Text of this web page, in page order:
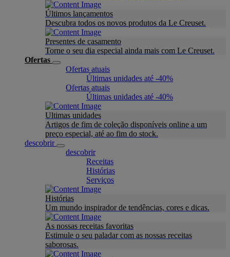
Últimos lançamentos
Descubra todos os novos produtos da Le Creuset.
Presentes de casamento
Torne o seu dia especial ainda mais com Le Creuset.
Ofertas
Ofertas atuais
Últimas unidades até -40%
Ofertas atuais
Últimas unidades até -40%
Ultimas unidades
Artigos de fim de coleção disponíveis online a um
preço especial, até ao fim do stock.
descobrir
descobrir
Receitas
Histórias
Serviços
Histórias
Um mundo inspirador de tendências, cores e dicas.
As nossas receitas favoritas
Estimule o seu paladar com as nossas receitas
saborosas.